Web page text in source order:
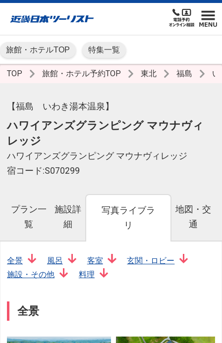
旅館・ホテルTOP 特集一覧
TOP 旅館・ホテル予約TOP 東北 福島
【福島 いわき湯本温泉】
ハワイアンズグランピング マウナヴィ
レッジ
ハワイアンズグランピング マウナヴィレッジ
宿コード:S070299
プラン一
覧
施設詳
細
写真ライブラ
リ
地図・交
通
全景 風呂 客室
玄関・ロビー
施設・その他
料理
全景